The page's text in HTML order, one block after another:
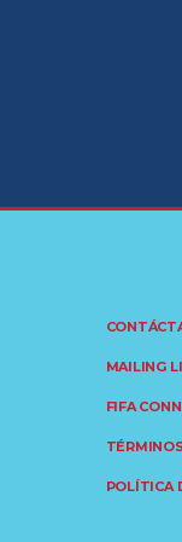
MAILING
FIFA
POLÍTICA